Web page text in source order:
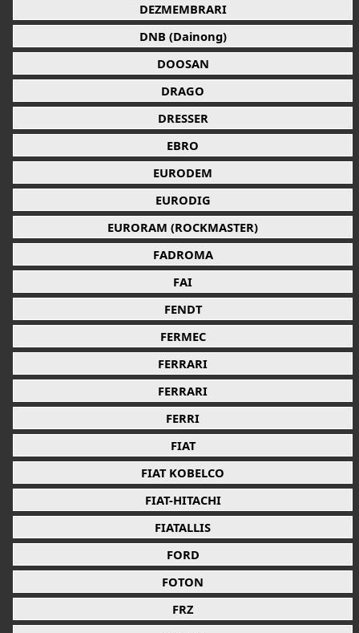
DEZMEMBRARI
DNB (Dainong)
DOOSAN
DRAGO
DRESSER
EBRO
EURODEM
EURODIG
EURORAM (ROCKMASTER)
FADROMA
FAI
FENDT
FERMEC
FERRARI
FERRARI
FERRI
FIAT
FIAT KOBELCO
FIAT-HITACHI
FIATALLIS
FORD
FOTON
FRZ